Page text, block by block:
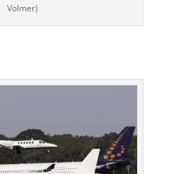
Volmer)